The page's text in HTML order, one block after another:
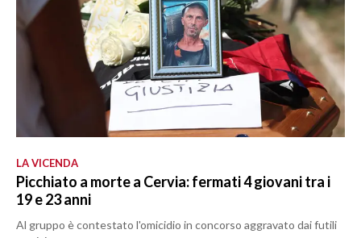
LA VICENDA
Picchiato a morte a Cervia: fermati 4 giovani tra i
19 e 23 anni
Al gruppo è contestato l'omicidio in concorso aggravato dai futili